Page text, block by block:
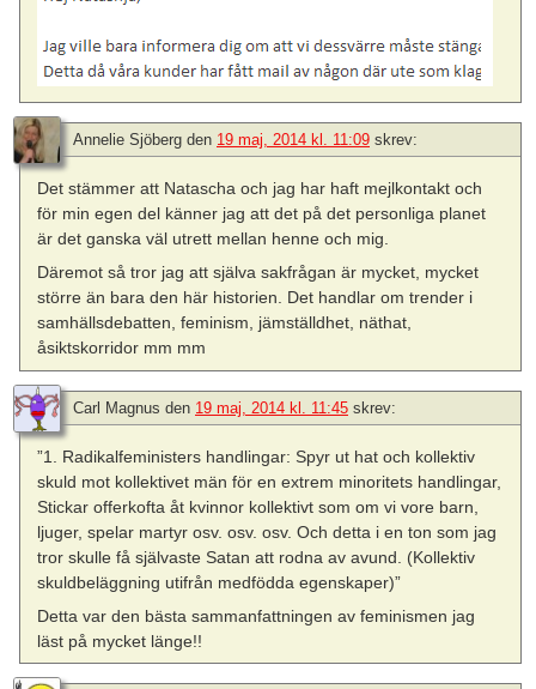
Annelie Sjöberg den 19 maj, 2014 kl. 11:09 skrev:
Det stämmer att Natascha och jag har haft mejlkontakt och
för min egen del känner jag att det på det personliga planet
är det ganska väl utrett mellan henne och mig.
Däremot så tror jag att själva sakfrågan är mycket, mycket
större än bara den här historien. Det handlar om trender i
samhällsdebatten, feminism, jämställdhet, näthat,
åsiktskorridor mm mm
Carl Magnus den 19 maj, 2014 kl. 11:45 skrev:
”1. Radikalfeministers handlingar: Spyr ut hat och kollektiv
skuld mot kollektivet män för en extrem minoritets handlingar,
Stickar offerkofta åt kvinnor kollektivt som om vi vore barn,
ljuger, spelar martyr osv. osv. osv. Och detta i en ton som jag
tror skulle få självaste Satan att rodna av avund. (Kollektiv
skuldbeläggning utifrån medfödda egenskaper)”
Detta var den bästa sammanfattningen av feminismen jag
läst på mycket länge!!